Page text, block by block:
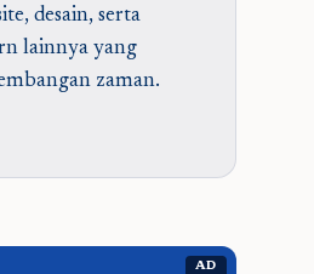
desain, serta
lainnya yang
zaman.
AD